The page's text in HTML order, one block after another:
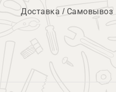
Доставка / Самовывоз